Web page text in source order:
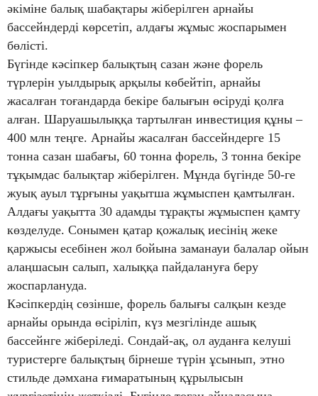
әкіміне балық шабақтары жіберілген арнайы
бассейндерді көрсетіп, алдағы жұмыс жоспарымен
бөлісті.
Бүгінде кәсіпкер балықтың сазан және форель
түрлерін уылдырық арқылы көбейтіп, арнайы
жасалған тоғандарда бекіре балығын өсіруді қолға
алған. Шаруашылыққа тартылған инвестиция құны –
400 млн теңге. Арнайы жасалған бассейндерге 15
тонна сазан шабағы, 60 тонна форель, 3 тонна бекіре
тұқымдас балықтар жіберілген. Мұнда бүгінде 50-ге
жуық ауыл тұрғыны уақытша жұмыспен қамтылған.
Алдағы уақытта 30 адамды тұрақты жұмыспен қамту
көзделуде. Сонымен қатар қожалық иесінің жеке
қаржысы есебінен жол бойына заманауи балалар ойын
алаңшасын салып, халыққа пайдалануға беру
жоспарлануда.
Кәсіпкердің сөзінше, форель балығы салқын кезде
арнайы орында өсіріліп, күз мезгілінде ашық
бассейнге жіберіледі. Сондай-ақ, ол ауданға келуші
туристерге балықтың бірнеше түрін ұсынып, этно
стильде дәмхана ғимаратының құрылысын